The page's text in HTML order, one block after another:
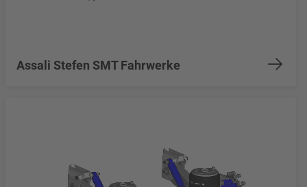
Assali Stefen SMT Fahrwerke